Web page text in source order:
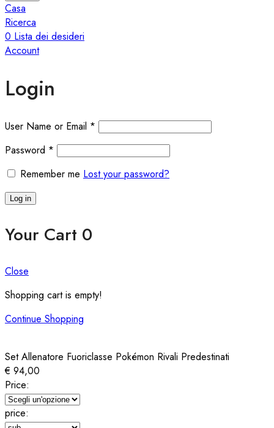
Casa
Ricerca
0 Lista dei desideri
Account
Login
User Name or Email *
Password *
Remember me Lost your password?
Log in
Your Cart 0
Close
Shopping cart is empty!
Continue Shopping
Set Allenatore Fuoriclasse Pokémon Rivali Predestinati
€ 94,00
Price:
price: